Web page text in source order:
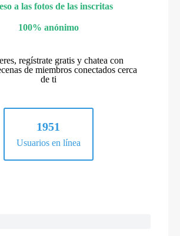
a las fotos de las inscritas
100% anónimo
regístrate gratis y chatea con
de miembros conectados cerca
de ti
1951
Usuarios en línea